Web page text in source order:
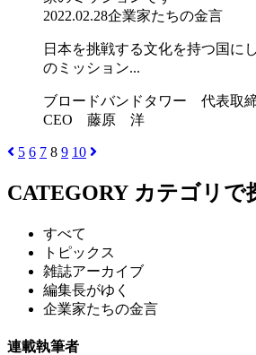
2022.02.28企業家たちの金言
日本を挑戦する文化を持つ国に
のミッション...
ブロードバンドタワー 代表取
CEO 藤原 洋
5 6 7 8 9 10
CATEGORY カテゴリで
すべて
トピックス
雑誌アーカイブ
編集長がゆく
企業家たちの金言
連載執筆者